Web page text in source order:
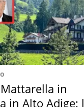
in
in Alto Adige: